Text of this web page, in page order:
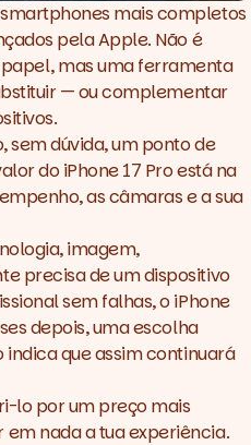
mais completos
pela Apple. Não é
mas uma ferramenta
— ou complementar
sem dúvida, um ponto de
do iPhone 17 Pro está na
as câmaras e a sua
imagem,
precisa de um dispositivo
sem falhas, o iPhone
depois, uma escolha
indica que assim continuará
lo por um preço mais
nada a tua experiência.